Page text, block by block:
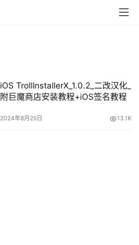
iOS TrollInstallerX_1.0.2_二改汉化_
附巨魔商店安装教程+iOS签名教程
2024年8月25日 13.1K